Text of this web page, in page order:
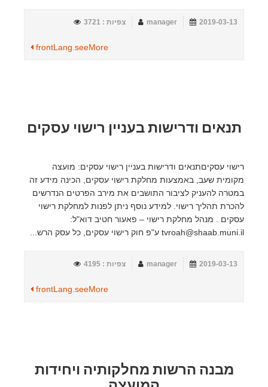
2019-03-13
manager צפיות : 3721
frontLang.seeMore
תנאים ודרישות בעניין רישוי עסקים
רישוי עסקיםתנאים ודרישות בעניין רישוי עסקים: מועצה
מקומית שעב, באמצעות מחלקת רישוי עסקים, הכינה מידע זה
במטרה להעניק לציבור התושבים את מירב הפרטים הנדרשים
להכרת תהליך רישוי. למידע נוסף ניתן לפנות למחלקת רישוי
עסקים . מנהל מחלקת רישוי – פאעור חטיב דוא"ל:
tvroah@shaab.muni.il ע"פ חוק רישוי עסקים, כל עסק הרש...
2019-03-13
manager צפיות : 4195
frontLang.seeMore
מבנה הרשות מחלקותיה ויחידות